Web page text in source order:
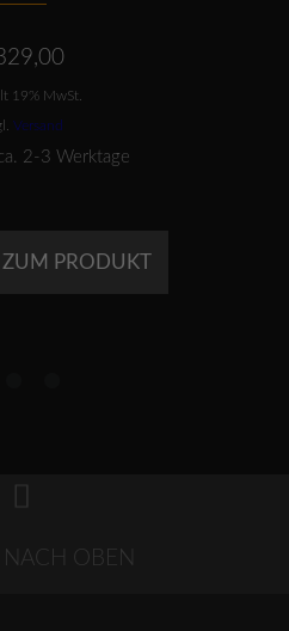
19% MwSt.
Versand
2-3 Werktage
PRODUKT
OBEN